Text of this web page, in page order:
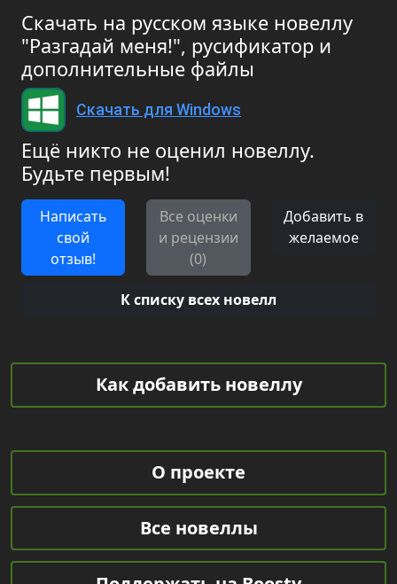
Скачать на русском языке новеллу
"Разгадай меня!", русификатор и
дополнительные файлы
Скачать для Windows
Ещё никто не оценил новеллу.
Будьте первым!
Написать
свой
отзыв!
Все оценки
и рецензии
(0)
Добавить в
желаемое
К списку всех новелл
Как добавить новеллу
О проекте
Все новеллы